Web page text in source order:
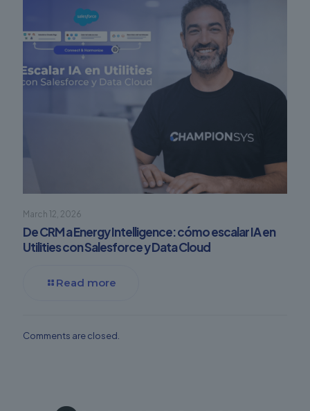
March 12, 2026
De CRM a Energy Intelligence: cómo escalar IA en
Utilities con Salesforce y Data Cloud
Read more
Comments are closed.